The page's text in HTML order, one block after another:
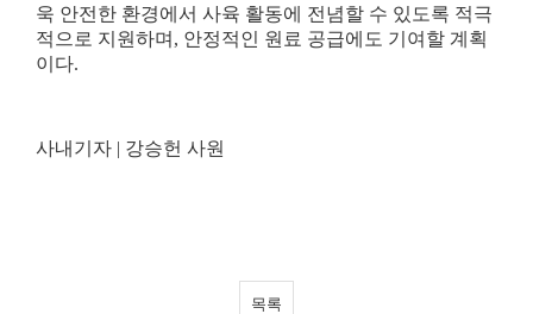
욱 안전한 환경에서 사육 활동에 전념할 수 있도록 적극
적으로 지원하며 , 안정적인 원료 공급에도 기여할 계획
이다.
사내기자 | 강승헌 사원
목록